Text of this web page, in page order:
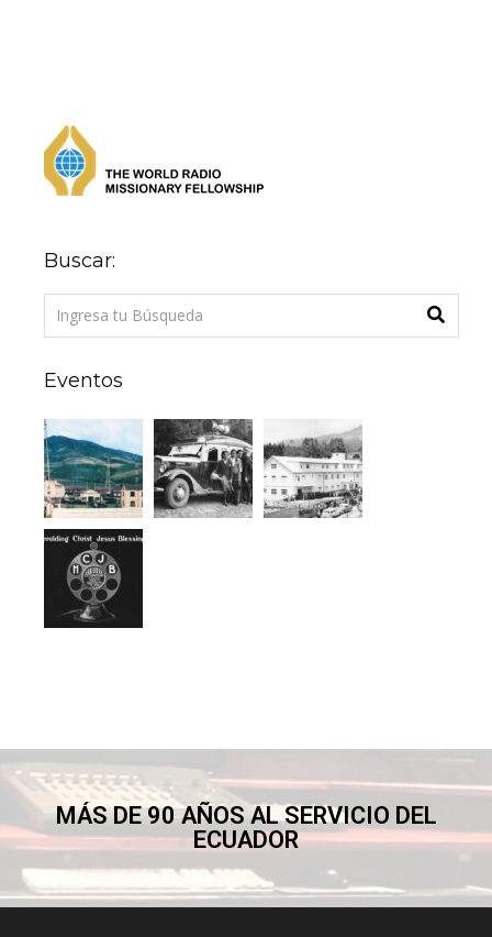
Buscar:
Eventos
MÁS DE 90 AÑOS AL SERVICIO DEL
ECUADOR